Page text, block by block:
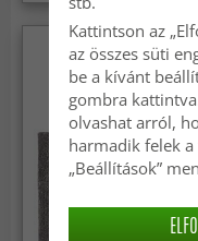
Kattintson az
az összes süti
be a kívánt
gombra
olvashat arról,
harmadik felek
„Beállítások”